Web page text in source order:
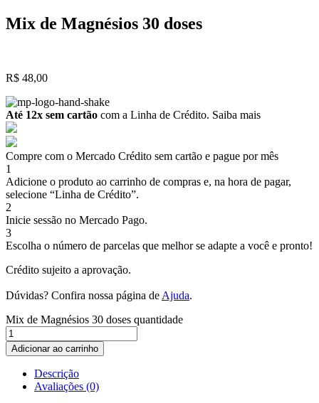
Mix de Magnésios 30 doses
R$ 48,00
Até 12x sem cartão com a Linha de Crédito. Saiba mais
Compre com o Mercado Crédito sem cartão e pague por mês
1
Adicione o produto ao carrinho de compras e, na hora de pagar,
selecione “Linha de Crédito”.
2
Inicie sessão no Mercado Pago.
3
Escolha o número de parcelas que melhor se adapte a você e pronto!
Crédito sujeito a aprovação.
Dúvidas? Confira nossa página de Ajuda.
Mix de Magnésios 30 doses quantidade
Adicionar ao carrinho
Descrição
Avaliações (0)